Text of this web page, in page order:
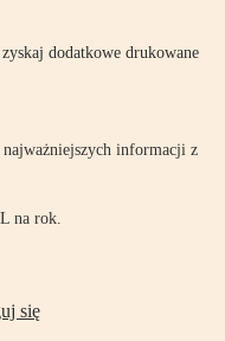
dodatkowe drukowane
informacji z
na rok.
się